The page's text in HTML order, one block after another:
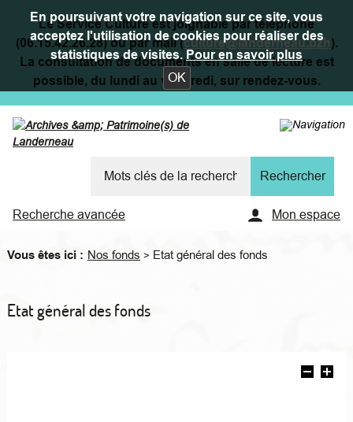
En poursuivant votre navigation sur ce site, vous
acceptez l'utilisation de cookies pour réaliser des
statistiques de visites.Pour en savoir plus
OK
Le Service Culture est joignable par téléphone
(06.15.42.26.28) ou par mail (culture@landerneau.bzh).
La consultation de documents en salle de lecture est
possible, du lundi au vendredi, sur rendez-vous.
Recherche avancée Mon espace
Vous êtes ici : Nos fonds > Etat général des fonds
Etat général des fonds